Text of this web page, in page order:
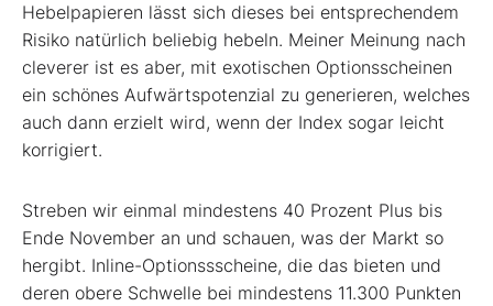
Hebelpapieren lässt sich dieses bei entsprechendem
Risiko natürlich beliebig hebeln. Meiner Meinung nach
cleverer ist es aber, mit exotischen Optionsscheinen
ein schönes Aufwärtspotenzial zu generieren, welches
auch dann erzielt wird, wenn der Index sogar leicht
korrigiert.
Streben wir einmal mindestens 40 Prozent Plus bis
Ende November an und schauen, was der Markt so
hergibt. Inline-Optionssscheine, die das bieten und
deren obere Schwelle bei mindestens 11.300 Punkten